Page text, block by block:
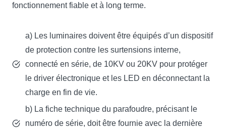
fonctionnement fiable et à long terme.
a) Les luminaires doivent être équipés d’un dispositif
de protection contre les surtensions interne,
connecté en série, de 10KV ou 20KV pour protéger
le driver électronique et les LED en déconnectant la
charge en fin de vie.
b) La fiche technique du parafoudre, précisant le
numéro de série, doit être fournie avec la dernière